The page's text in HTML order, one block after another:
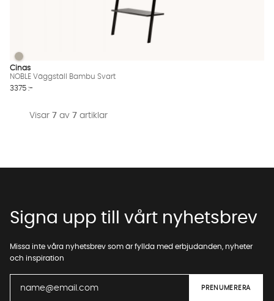
NOBLE Väggställ Bambu Svart Finns även i dessa färger:
NOBLE Väggställ Bambu Svart
Cinas
NOBLE Väggställ Bambu Svart
3375 :-
Visar 7 av 7 artiklar
Signa upp till vårt nyhetsbrev
Missa inte våra nyhetsbrev som är fyllda med erbjudanden, nyheter
och inspiration